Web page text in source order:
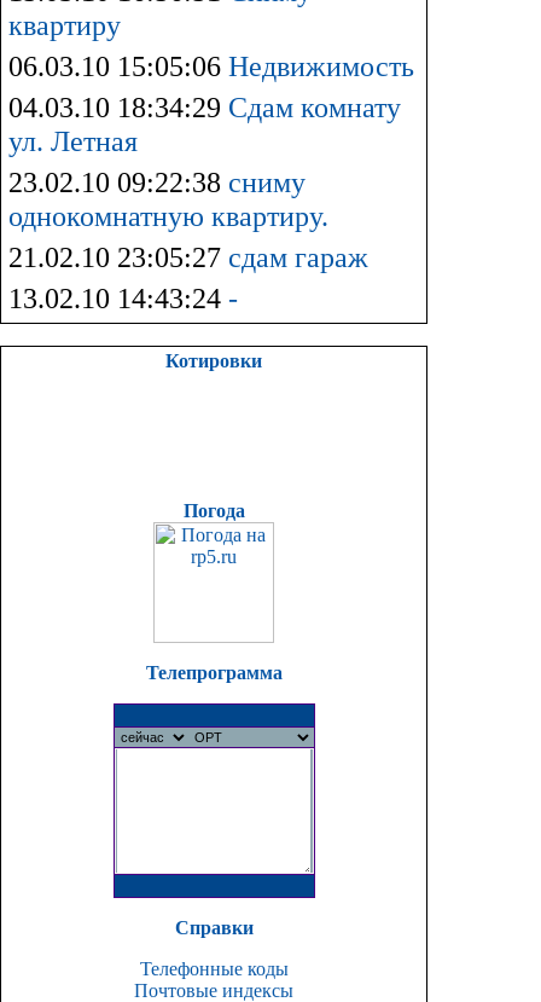
квартиру
06.03.10 15:05:06 Недвижимость
04.03.10 18:34:29 Сдам комнату
ул. Летная
23.02.10 09:22:38 сниму
однокомнатную квартиру.
21.02.10 23:05:27 сдам гараж
13.02.10 14:43:24 -
Котировки
Погода
Телепрограмма
Справки
Телефонные коды
Почтовые индексы